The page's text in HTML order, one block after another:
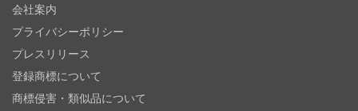
会社案内
プライバシーポリシー
プレスリリース
登録商標について
商標侵害・類似品について